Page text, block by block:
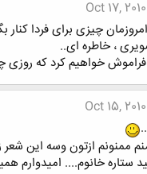
Oct 17, 2010
چیزی برای فردا کنار
، خاطره ای..
خواهیم کرد که روزی
Oct 15, 2010
ممنونم ازتون وسه این شعر
ستاره خانوم.... امیدوارم